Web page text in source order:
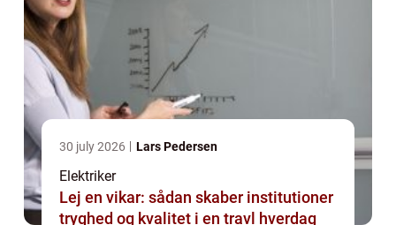
30 july 2026 Lars Pedersen
Elektriker
Lej en vikar: sådan skaber institutioner
tryghed og kvalitet i en travl hverdag